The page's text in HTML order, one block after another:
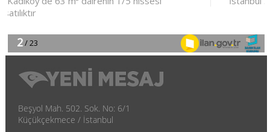
Beşyol Mah. 502. Sok. No: 6/1
Küçükçekmece / İstanbul